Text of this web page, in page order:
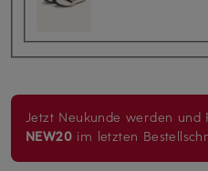
Jetzt Neukunde werden und
NEW20 im letzten